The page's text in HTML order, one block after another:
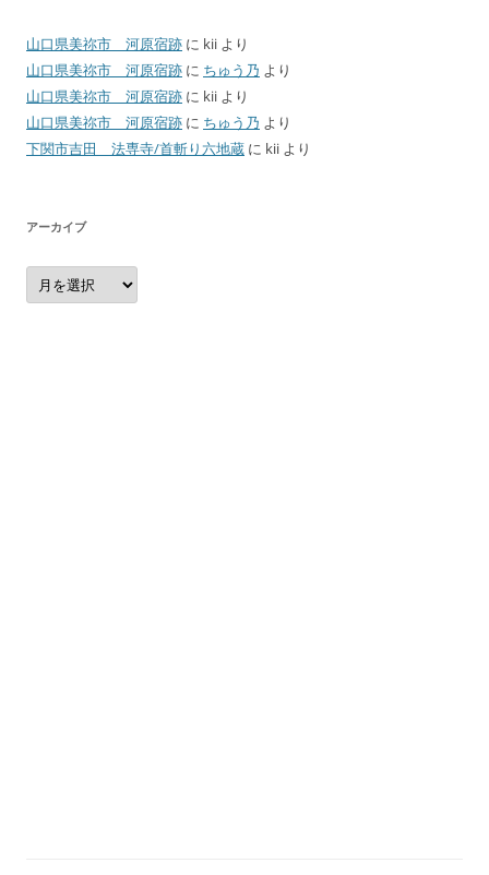
山口県美祢市 河原宿跡 に kii より
山口県美祢市 河原宿跡 に ちゅう乃 より
山口県美祢市 河原宿跡 に kii より
山口県美祢市 河原宿跡 に ちゅう乃 より
下関市吉田 法専寺/首斬り六地蔵 に kii より
アーカイブ
ア
ー
カ